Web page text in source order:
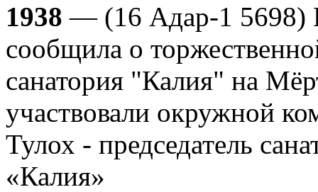
1938 — (16 Адар-1 5698)
сообщила о
санатория "Калия" на
участвовали окружной
Тулох - председатель
«Калия»